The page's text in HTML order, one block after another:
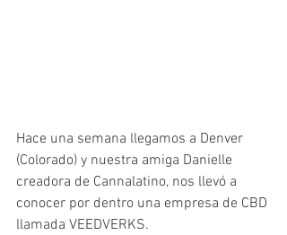
Hace una semana llegamos a Denver
(Colorado) y nuestra amiga Danielle
creadora de Cannalatino, nos llevó a
conocer por dentro una empresa de CBD
llamada VEEDVERKS.